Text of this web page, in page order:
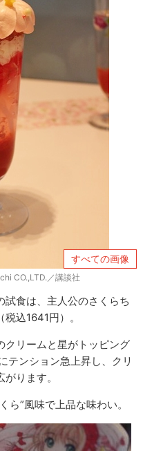
すべての画像
CO.,LTD.／講談社
試食は、主人公のさくらち
込1641円）。
クリームと星がトッピング
テンション急上昇し、クリ
ります。
ら”風味で上品な味わい。